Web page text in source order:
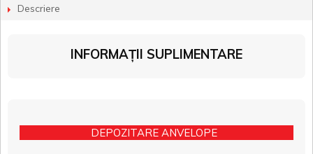
Descriere
INFORMAȚII SUPLIMENTARE
DEPOZITARE ANVELOPE